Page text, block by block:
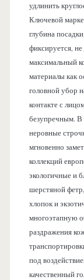
удлинить
Ключевой
глубина
фиксируется,
максимальный
материалы как
головной убор
контакте с
безупречным. В
неровные
мгновенно
коллекций
экологичные и
шерстяной
хлопок и
многоэтапную
раздражения
под
качественный